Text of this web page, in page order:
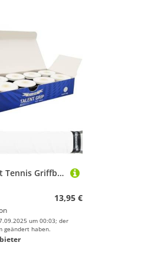
G-Lueck 10er Set Tennis Griffband 0,60mm Stärke | Overgrip für Squash Badminton Schläger & Kicker inkl. selbstklebendes Abschlußband | sehr griffig, Anti-Rutsch (Weiß)
13,95 €
um 00:03; der
geändert haben.